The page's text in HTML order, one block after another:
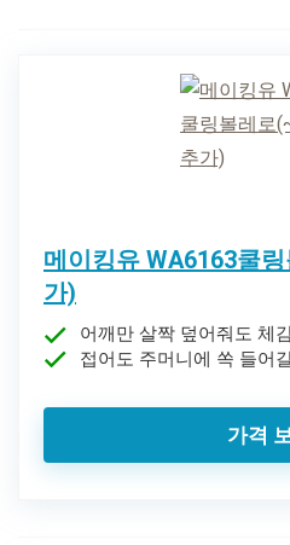
메이킹유 WA6163쿨
가)
어깨만 살짝 덮어줘도 체
접어도 주머니에 쏙 들어
가격